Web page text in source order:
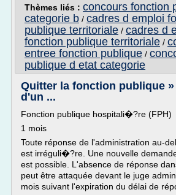
Thèmes liés : concours fonction
categorie b / cadres d emploi
publique territoriale / cadres d
fonction publique territoriale /
entree fonction publique /
publique d etat categorie
Quitter la fonction publique
d'un ...
Fonction publique hospitali�?re (FPH)
1 mois
Toute réponse de l'administration au-
est irréguli�?re. Une nouvelle
est possible. L'absence de réponse
peut être attaquée devant le juge
mois suivant l'expiration du délai de